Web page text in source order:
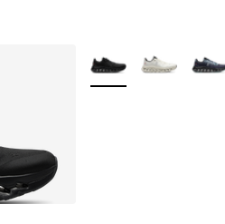
Meer kleuren